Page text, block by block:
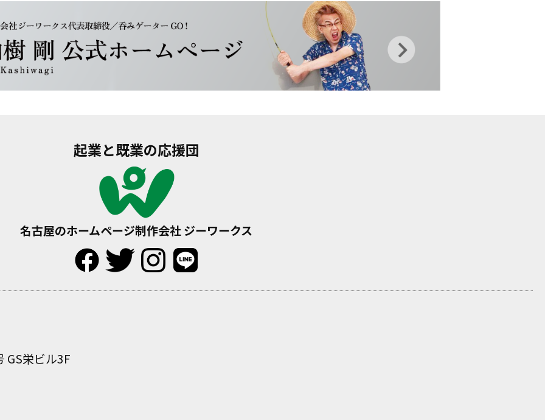
起業と既業の応援団
名古屋のホームページ制作会社 ジーワークス
GS栄ビル3F